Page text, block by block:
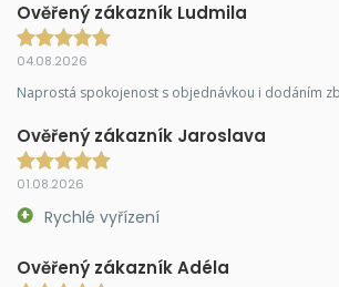
Ověřený zákazník Ludmila
04.08.2026
Naprostá spokojenost s objednávkou i dodáním
Ověřený zákazník Jaroslava
01.08.2026
Rychlé vyřízení
Ověřený zákazník Adéla